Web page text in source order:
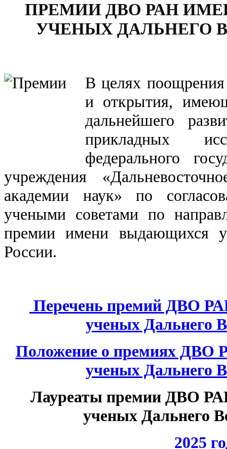
ПРЕМИИ ДВО РАН
УЧЕНЫХ ДАЛЬНЕГО
В целях
и открытия,
дальнейшего
прикладных
федерального
учреждения
академии наук» по
учеными советами по
премии имени выдающихся
России.
Перечень премий ДВО
ученых Дальнего
Положение о премиях ДВО
ученых Дальнего
Лауреаты премии ДВО
ученых Дальнего
2025